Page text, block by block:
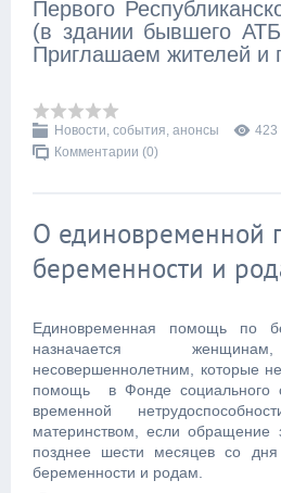
Первого
(в здании бывшего
Приглашаем жителей и
Новости, события, анонсы 423
Комментарии (0)
О единовременной
беременности и
Единовременная помощь по
назначается
несовершеннолетним, которые
помощь в Фонде социального
временной
материнством, если обращение
позднее шести месяцев со дня
беременности и родам.